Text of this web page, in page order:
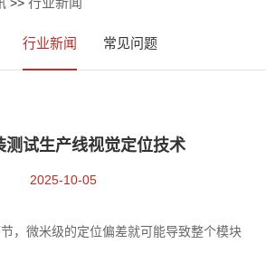
行业新闻 常见问题
测试生产线视觉定位技术
2025-10-05
，微米级的定位偏差就可能导致整个模块